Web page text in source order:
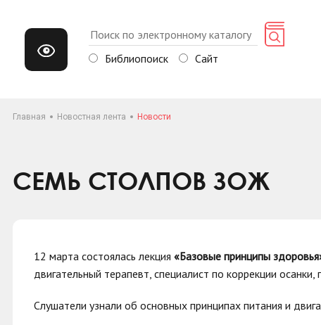
Библиопоиск Сайт
Главная Новостная лента Новости
СЕМЬ СТОЛПОВ ЗОЖ
12 марта состоялась лекция «Базовые принципы
двигательный терапевт, специалист по коррекции
Слушатели узнали об основных принципах питания и